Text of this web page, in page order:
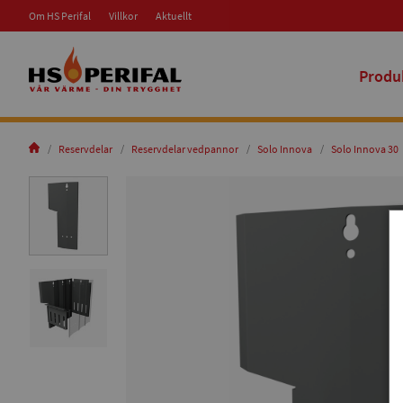
Om HS Perifal Villkor Aktuellt
Reservdelar Reservdelar vedpannor Solo Innova Solo Innova 30